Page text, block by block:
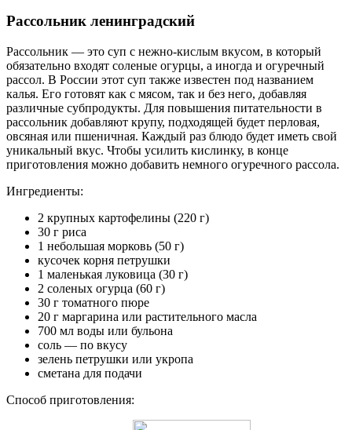
Рассольник ленинградский
Рассольник — это суп с нежно-кислым вкусом, в который
обязательно входят соленые огурцы, а иногда и огуречный
рассол. В России этот суп также известен под названием
калья. Его готовят как с мясом, так и без него, добавляя
различные субпродукты. Для повышения питательности в
рассольник добавляют крупу, подходящей будет перловая,
овсяная или пшеничная. Каждый раз блюдо будет иметь свой
уникальный вкус. Чтобы усилить кислинку, в конце
приготовления можно добавить немного огуречного рассола.
Ингредиенты:
2 крупных картофелины (220 г)
30 г риса
1 небольшая морковь (50 г)
кусочек корня петрушки
1 маленькая луковица (30 г)
2 соленых огурца (60 г)
30 г томатного пюре
20 г маргарина или растительного масла
700 мл воды или бульона
соль — по вкусу
зелень петрушки или укропа
сметана для подачи
Способ приготовления: